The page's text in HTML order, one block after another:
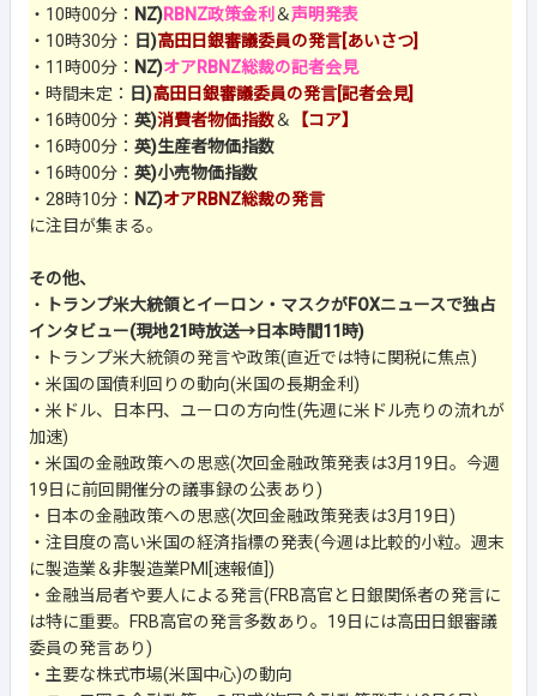
・10時00分： NZ)RBNZ政策金利 ＆声明発表
・10時30分：
日)高田日銀審議委員の発言[あいさつ]
・11時00分： NZ)オアRBNZ総裁の記者会見
・時間未定：
日)高田日銀審議委員の発言[記者会見]
・16時00分： 英)消費者物価指数＆
【コア】
・16時00分： 英)生産者物価指数
・16時00分： 英)小売物価指数
・28時10分： NZ)オアRBNZ総裁の発言
に注目が集まる。
その他、
・
トランプ米大統領とイーロン・マスクがFOXニュースで独占
インタビュー(現地21時放送→日本時間11時)
・トランプ米大統領の発言や政策(直近では特に関税に焦点)
・米国の国債利回りの動向(米国の長期金利)
・米ドル、日本円、ユーロの方向性(先週に米ドル売りの流れが
加速)
・米国の金融政策への思惑(次回金融政策発表は3月19日。今週
19日に前回開催分の議事録の公表あり)
・日本の金融政策への思惑(次回金融政策発表は3月19日)
・注目度の高い米国の経済指標の発表(今週は比較的小粒。週末
に製造業＆非製造業PMI[速報値])
・金融当局者や要人による発言(FRB高官と日銀関係者の発言に
は特に重要。FRB高官の発言多数あり。19日には高田日銀審議
委員の発言あり)
・主要な株式市場(米国中心)の動向